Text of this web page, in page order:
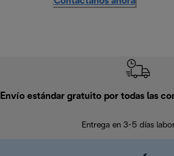
Envío estándar gratuito por todas las
Entrega en 3-5 días